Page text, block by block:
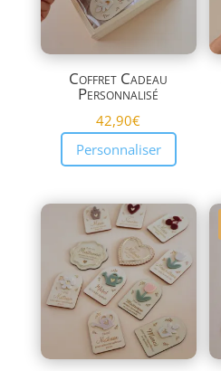
Coffret Cadeau
Personnalisé
42,90€
Personnaliser